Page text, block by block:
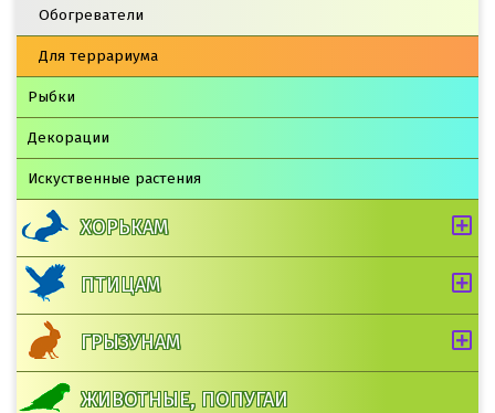
Обогреватели
Для террариума
Рыбки
Декорации
Искуственные растения
ХОРЬКАМ
ПТИЦАМ
ГРЫЗУНАМ
ЖИВОТНЫЕ, ПОПУГАИ